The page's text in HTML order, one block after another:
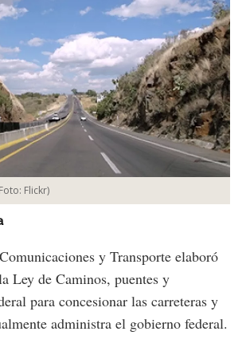
Flickr)
y Transporte elaboró
Ley de Caminos, puentes y
para concesionar las carreteras y
administra el gobierno federal.